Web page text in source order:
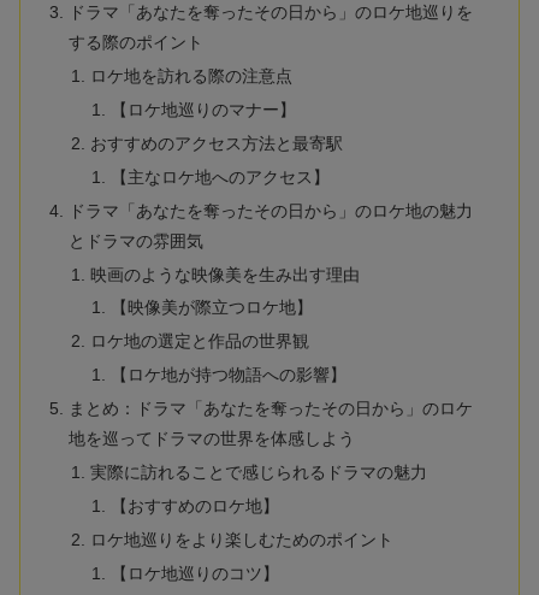
ドラマ「あなたを奪ったその日から」のロケ地巡りを
する際のポイント
ロケ地を訪れる際の注意点
【ロケ地巡りのマナー】
おすすめのアクセス方法と最寄駅
【主なロケ地へのアクセス】
ドラマ「あなたを奪ったその日から」のロケ地の魅力
とドラマの雰囲気
映画のような映像美を生み出す理由
【映像美が際立つロケ地】
ロケ地の選定と作品の世界観
【ロケ地が持つ物語への影響】
まとめ：ドラマ「あなたを奪ったその日から」のロケ
地を巡ってドラマの世界を体感しよう
実際に訪れることで感じられるドラマの魅力
【おすすめのロケ地】
ロケ地巡りをより楽しむためのポイント
【ロケ地巡りのコツ】